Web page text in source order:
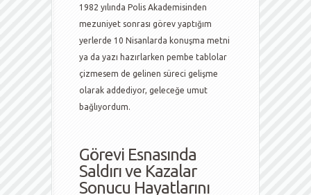
1982 yılında Polis Akademisinden
mezuniyet sonrası görev yaptığım
yerlerde 10 Nisanlarda konuşma metni
ya da yazı hazırlarken pembe tablolar
çizmesem de gelinen süreci gelişme
olarak addediyor, geleceğe umut
bağlıyordum.
Görevi Esnasında
Saldırı ve Kazalar
Sonucu Hayatlarını